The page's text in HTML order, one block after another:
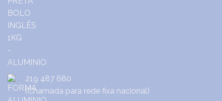
219 487 680
(Chamada para rede fixa nacional)